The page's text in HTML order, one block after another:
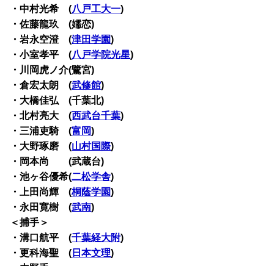
・中村光希 (八戸工大一)
・佐藤龍玖 (嬬恋)
・岩永空澄 (津田学園)
・小室孝平 (八戸学院光星)
・川岡虎ノ介(鷺宮)
・倉宏太朗 (武修館)
・大橋佳弘 (千葉北)
・北村亮大 (西武台千葉)
・三浦吏騎 (富岡)
・大野琢磨 (山村国際)
・岡本尚 (武蔵台)
・池ヶ谷優希(二松学舎)
・上田尚輝 (桐蔭学園)
・永田寛樹 (武南)
＜捕手＞
・溝口航平 (千葉経大附)
・更科海聖 ( 日本文理)